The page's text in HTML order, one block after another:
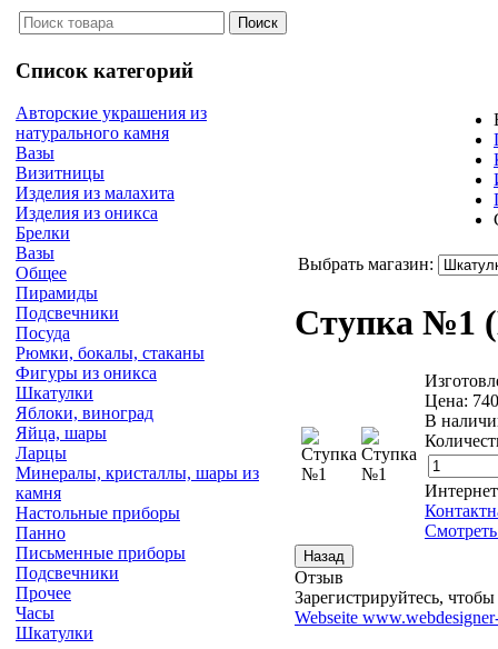
Список категорий
Авторские украшения из
натурального камня
Вазы
Визитницы
Изделия из малахита
Изделия из оникса
Брелки
Вазы
Общее
Пирамиды
Подсвечники
Посуда
Рюмки, бокалы, стаканы
Фигуры из оникса
Шкатулки
Яблоки, виноград
Яйца, шары
Ларцы
Минералы, кристаллы, шары из
камня
Настольные приборы
Панно
Письменные приборы
Подсвечники
Прочее
Часы
Шкатулки
Выбрать магазин:
Ступка №1
Цена:
В
Отзыв
Зарегистрируйтесь, чтобы
Webseite